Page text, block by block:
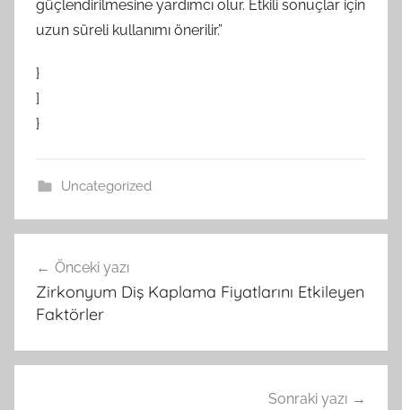
güçlendirilmesine yardımcı olur. Etkili sonuçlar için
uzun süreli kullanımı önerilir.”
}
]
}
Uncategorized
gezinmesi
Önceki yazı
Zirkonyum Diş Kaplama Fiyatlarını Etkileyen
Faktörler
Sonraki yazı